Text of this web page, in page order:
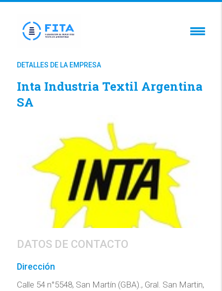
DETALLES DE LA EMPRESA
Inta Industria Textil Argentina
SA
DATOS DE CONTACTO
Dirección
Calle 54 n°5548, San Martín (GBA)., Gral. San Martin,